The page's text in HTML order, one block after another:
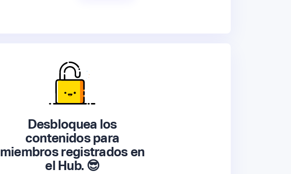
Desbloquea los
contenidos para
miembros registrados en
el Hub. 😎